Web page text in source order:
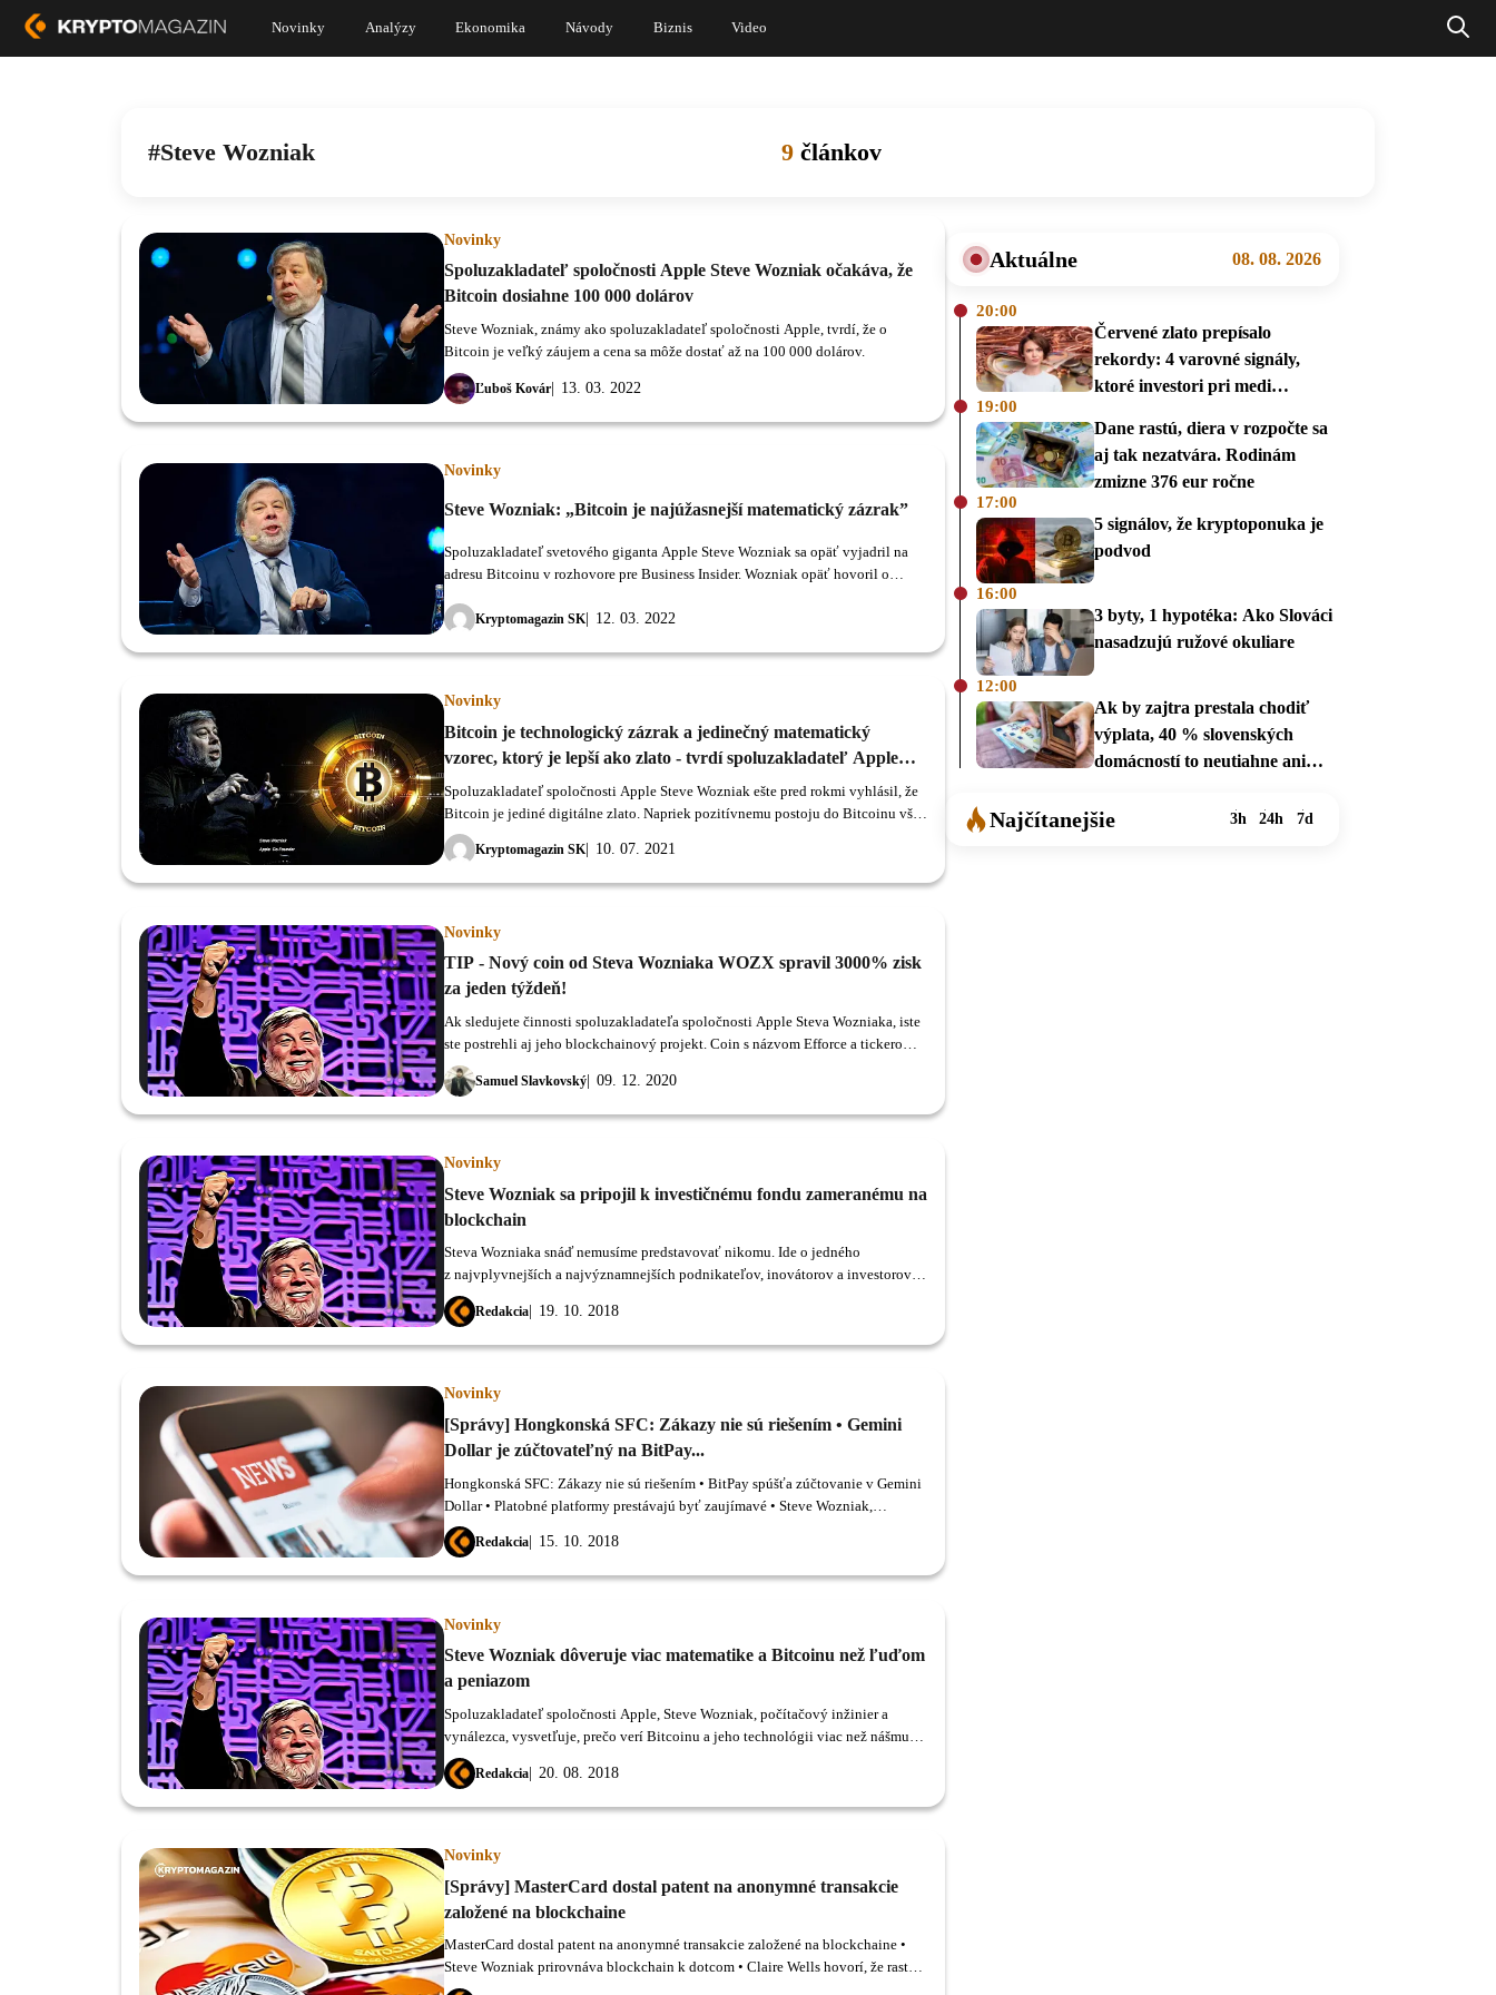
Novinky Analýzy Ekonomika Návody Biznis Video
Steve Wozniak 9 článkov
Novinky
Spoluzakladateľ spoločnosti Apple Steve Wozniak očakáva, že
Bitcoin dosiahne 100 000 dolárov
Ľuboš Kovár 13. 03. 2022
Steve Wozniak, známy ako spoluzakladateľ spoločnosti Apple, tvrdí, že o
Bitcoin je veľký záujem a cena sa môže dostať až na 100 000 dolárov.
Novinky
Steve Wozniak: „Bitcoin je najúžasnejší matematický zázrak”
Kryptomagazin SK 12. 03. 2022
Spoluzakladateľ svetového giganta Apple Steve Wozniak sa opäť vyjadril na
adresu Bitcoinu v rozhovore pre Business Insider. Wozniak opäť hovoril o
kryptomeny nedôveryhodné a častokrát sú využívané na podvody.
Novinky
Bitcoin je technologický zázrak a jedinečný matematický
vzorec, ktorý je lepší ako zlato - tvrdí spoluzakladateľ Apple
Steve Wozniak
Kryptomagazin SK 10. 07. 2021
Spoluzakladateľ spoločnosti Apple Steve Wozniak ešte pred rokmi vyhlásil, že
Bitcoin je jediné digitálne zlato. Napriek pozitívnemu postoju do Bitcoinu však
ešte neinvestoval.
Novinky
TIP - Nový coin od Steva Wozniaka WOZX spravil 3000% zisk
za jeden týždeň!
Samuel Slavkovský 09. 12. 2020
Ak sledujete činnosti spoluzakladateľa spoločnosti Apple Steva Wozniaka, iste
ste postrehli aj jeho blockchainový projekt. Coin s názvom Efforce a tickerom
WOZX pred týždňom vstúpil na burzu HBTC a od tej doby predviedol
neskutočný 30-násobný rast.
Novinky
Steve Wozniak sa pripojil k investičnému fondu zameranému na
blockchain
Redakcia 19. 10. 2018
Steva Wozniaka snáď nemusíme predstavovať nikomu. Ide o jedného
z najvplyvnejších a najvýznamnejších podnikateľov, inovátorov a investorov
do nových technológii posledných desaťročí.
Novinky
[Správy] Hongkonská SFC: Zákazy nie sú riešením • Gemini
Dollar je zúčtovateľný na BitPay...
Redakcia 15. 10. 2018
Hongkonská SFC: Zákazy nie sú riešením • BitPay spúšťa zúčtovanie v Gemini
Dollar • Platobné platformy prestávajú byť zaujímavé • Steve Wozniak,
spoluzakladateľ Apple, spúšťa EQUI Global-Blockchain venture fond • India:
Blockchain a AI ovplyvňujú nové pracovné príležitosti Hongkonská SFC:
Zákazy nie sú riešením Zatiaľ čo sa kryptomeny stávajú čoraz bežnejšími,
Novinky
Steve Wozniak dôveruje viac matematike a Bitcoinu než ľuďom
a peniazom
Redakcia 20. 08. 2018
Spoluzakladateľ spoločnosti Apple, Steve Wozniak, počítačový inžinier a
vynálezca, vysvetľuje, prečo verí Bitcoinu a jeho technológii viac než nášmu
súčasnému finančnému systému.
Novinky
[Správy] MasterCard dostal patent na anonymné transakcie
založené na blockchaine
MasterCard dostal patent na anonymné transakcie založené na blockchaine •
Steve Wozniak prirovnáva blockchain k dotcom • Claire Wells hovorí, že rast
ceny Bitcoinu je nevyhnutný • Japonská kryptoburza spustí obchodovanie, nie
Aktuálne 08. 08. 2026
20:00
Červené zlato prepísalo
rekordy: 4 varovné signály,
ktoré investori pri medi
19:00
Dane rastú, diera v rozpočte sa
aj tak nezatvára. Rodinám
zmizne 376 eur ročne
17:00
5 signálov, že kryptoponuka je
podvod
16:00
3 byty, 1 hypotéka: Ako Slováci
nasadzujú ružové okuliare
12:00
Ak by zajtra prestala chodiť
výplata, 40 % slovenských
domácností to neutiahne ani
Najčítanejšie 3h 24h 7d